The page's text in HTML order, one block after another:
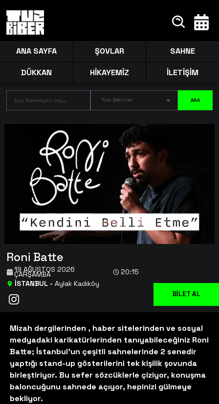
ANA SAYFA ŞOVLAR SAHNE
DÜKKAN HİKAYEMİZ İLETİŞİM
Tüm Şehirler ARA
Roni Batte
İSTANBUL- Aylak Kadıköy
19 AĞUSTOS 2026
ÇARŞAMBA 20:15
BİLET AL
Mizah dergilerinden , haber sitelerinden ve sosyal
medyadaki karikatürlerinden tanıyabileceğiniz Roni
Batte; İstanbul’un çeşitli sahnelerinde 2 senedir
yaptığı stand-up gösterilerini tek kişilik şovunda
birleştiriyor. Bu sefer sözcüklerle çiziyor, konuşma
baloncuğunu sahnede açıyor, hepinizi gülmeye
bekliyor.